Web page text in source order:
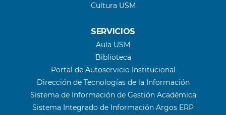
Cultura USM
SERVICIOS
Aula USM
Biblioteca
Portal de Autoservicio Institucional
Dirección de Tecnologías de la Información
Sistema de Información de Gestión Académica
Sistema Integrado de Información Argos ERP